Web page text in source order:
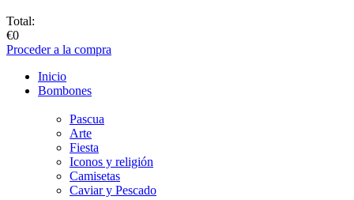
Total:
€0
Proceder a la compra
Inicio
Bombones
Pascua
Аrte
Fiesta
Iconos y religión
Camisetas
Caviar y Pescado